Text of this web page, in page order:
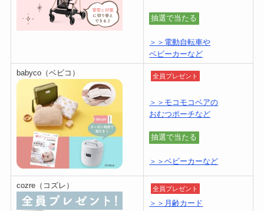
抽選で当たる
＞＞電動自転車や
ベビーカーなど
babyco（ベビコ） 全員プレゼント
＞＞モコモコベアの
おむつポーチなど
抽選で当たる
＞＞ベビーカーなど
cozre（コズレ） 全員プレゼント
＞＞月齢カード